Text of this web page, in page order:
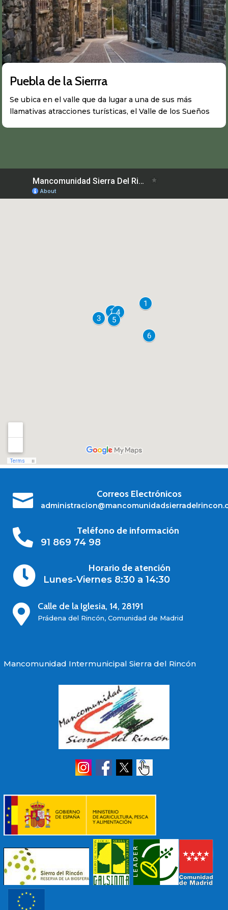
Puebla de la Sierrra
Se ubica en el valle que da lugar a una de sus más
llamativas atracciones turísticas, el Valle de los Sueños
 Correos Electrónicos

Teléfono de información
91 869 74 98

Horario de atención
Lunes-Viernes 8:30 a 14:30
 Calle de la Iglesia, 14, 28191
Prádena del Rincón, Comunidad de Madrid
Mancomunidad Intermunicipal Sierra del Rincón